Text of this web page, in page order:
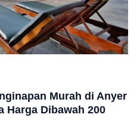
Murah di Anyer
Harga Dibawah 200